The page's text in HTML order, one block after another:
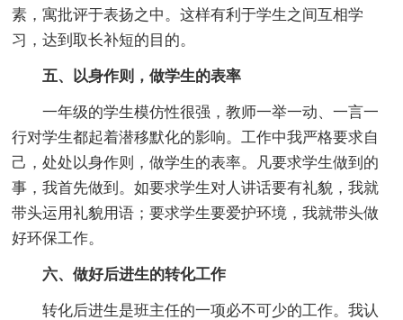
素，寓批评于表扬之中。这样有利于学生之间互相学
习，达到取长补短的目的。
五、以身作则，做学生的表率
一年级的学生模仿性很强，教师一举一动、一言一
行对学生都起着潜移默化的影响。工作中我严格要求自
己，处处以身作则，做学生的表率。凡要求学生做到的
事，我首先做到。如要求学生对人讲话要有礼貌，我就
带头运用礼貌用语；要求学生要爱护环境，我就带头做
好环保工作。
六、做好后进生的转化工作
转化后进生是班主任的一项必不可少的工作。我认